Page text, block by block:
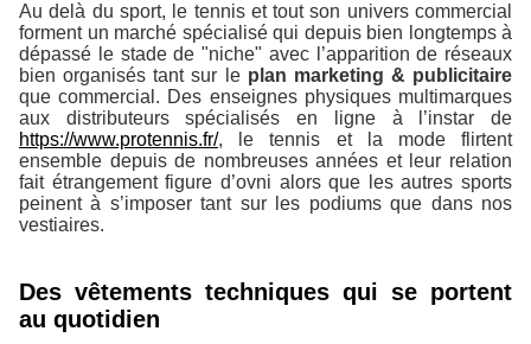
Au delà du sport, le tennis et tout son univers commercial
forment un marché spécialisé qui depuis bien longtemps à
dépassé le stade de "niche" avec l’apparition de réseaux
bien organisés tant sur le plan marketing & publicitaire
que commercial. Des enseignes physiques multimarques
aux distributeurs spécialisés en ligne à l’instar de
https://www.protennis.fr/, le tennis et la mode flirtent
ensemble depuis de nombreuses années et leur relation
fait étrangement figure d’ovni alors que les autres sports
peinent à s’imposer tant sur les podiums que dans nos
vestiaires.
Des vêtements techniques qui se portent
au quotidien